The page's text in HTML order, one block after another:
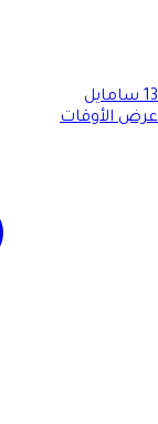
13 سامايل
عرض الأوقات